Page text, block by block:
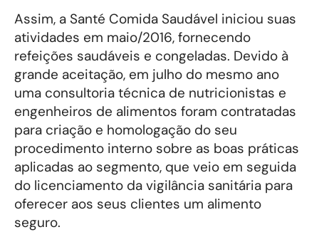
Assim, a Santé Comida Saudável iniciou suas
atividades em maio/2016, fornecendo
refeições saudáveis e congeladas. Devido à
grande aceitação, em julho do mesmo ano
uma consultoria técnica de nutricionistas e
engenheiros de alimentos foram contratadas
para criação e homologação do seu
procedimento interno sobre as boas práticas
aplicadas ao segmento, que veio em seguida
do licenciamento da vigilância sanitária para
oferecer aos seus clientes um alimento
seguro.